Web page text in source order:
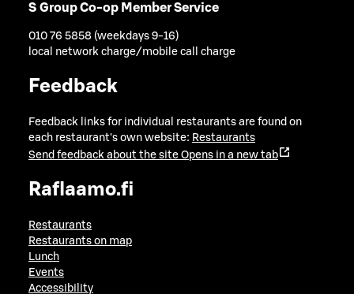
S Group Co-op Member Service
010 76 5858 (weekdays 9-16)
local network charge/mobile call charge
Feedback
Feedback links for individual restaurants are found on
each restaurant's own website: Restaurants
Send feedback about the site Opens in a new tab
Raflaamo.fi
Restaurants
Restaurants on map
Lunch
Events
Accessibility